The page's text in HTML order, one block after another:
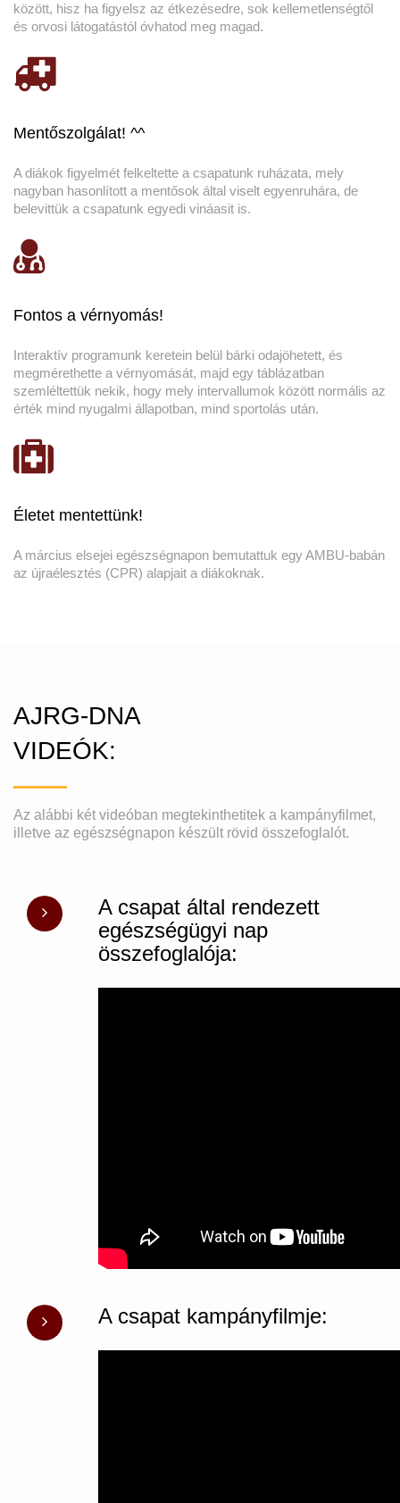
között, hisz ha figyelsz az étkezésedre, sok kellemetlenségtől
és orvosi látogatástól óvhatod meg magad.
Mentőszolgálat! ^^
A diákok figyelmét felkeltette a csapatunk ruházata, mely
nagyban hasonlított a mentősok által viselt egyenruhára, de
belevittük a csapatunk egyedi vináasit is.
Fontos a vérnyomás!
Interaktív programunk keretein belül bárki odajöhetett, és
megmérethette a vérnyomását, majd egy táblázatban
szemléltettük nekik, hogy mely intervallumok között normális az
érték mind nyugalmi állapotban, mind sportolás után.
Életet mentettünk!
A március elsejei egészségnapon bemutattuk egy AMBU-babán
az újraélesztés (CPR) alapjait a diákoknak.
AJRG-DNA
VIDEÓK:
Az alábbi két videóban megtekinthetitek a kampányfilmet,
illetve az egészségnapon készült rövid összefoglalót.
A csapat által rendezett
egészségügyi nap
összefoglalója:
A csapat kampányfilmje: